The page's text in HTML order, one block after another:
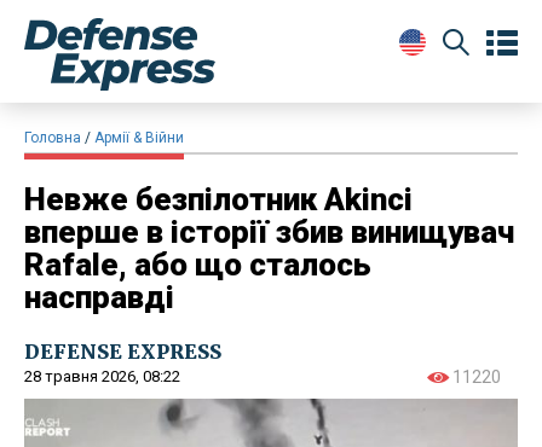
Головна Армії & Війни
Невже безпілотник Akinci
вперше в історії збив винищувач
Rafale, або що сталось
насправді
DEFENSE EXPRESS
28 травня 2026, 08:22 11220